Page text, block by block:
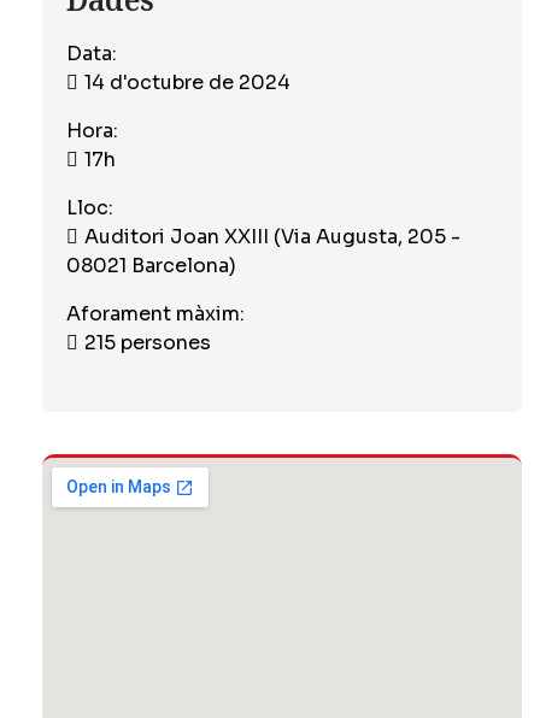
Data:
14 d'octubre de 2024
Hora:
17h
Lloc:
Auditori Joan XXIII (Via Augusta, 205 -
08021 Barcelona)
Aforament màxim:
215 persones